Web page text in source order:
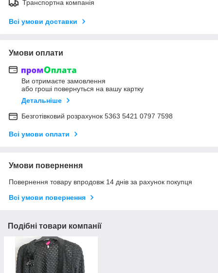
Транспортна компанія
Всі умови доставки
Умови оплати
Ви отримаєте замовлення
або гроші повернуться на вашу картку
Детальніше
Безготівковий розрахунок 5363 5421 0797 7598
Всі умови оплати
Умови повернення
Повернення товару впродовж 14 днів за рахунок покупця
Всі умови повернення
Подібні товари компанії